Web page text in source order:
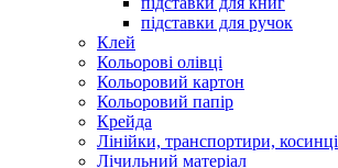
підставки для ручок
Клей
Кольорові олівці
Кольоровий картон
Кольоровий папір
Крейда
Лінійки, транспортири, косинці
Лічильний матеріал